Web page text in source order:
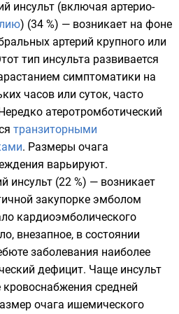
инсульт (включая артерио-
) (34 %) — возникает на фоне
артерий крупного или
тип инсульта развивается
симптоматики на
часов или суток, часто
атеротромботический
транзиторными
. Размеры очага
варьируют.
инсульт (22 %) — возникает
закупорке эмболом
кардиоэмболического
внезапное, в состоянии
заболевания наиболее
дефицит. Чаще инсульт
кровоснабжения средней
очага ишемического